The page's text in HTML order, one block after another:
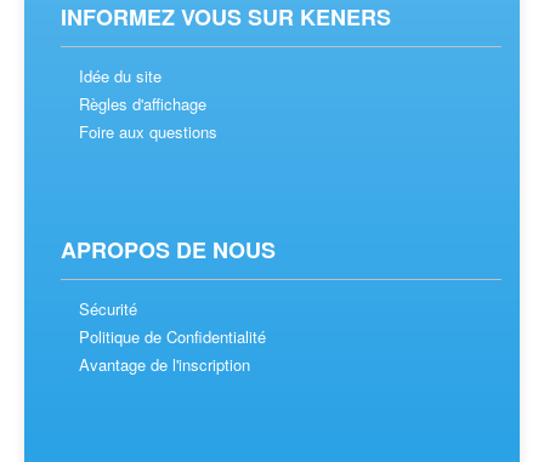
INFORMEZ VOUS SUR KENERS
Idée du site
Règles d'affichage
Foire aux questions
APROPOS DE NOUS
Sécurité
Politique de Confidentialité
Avantage de l'inscription